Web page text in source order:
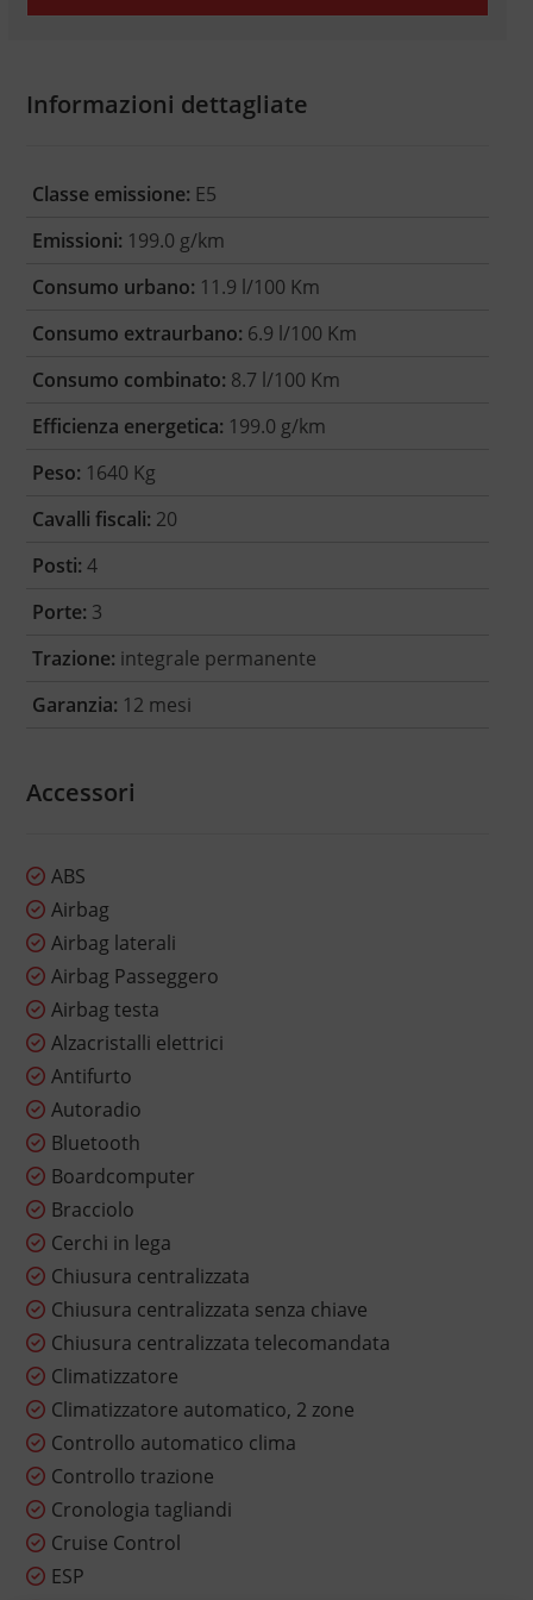
Informazioni dettagliate
Classe emissione: E5
Emissioni: 199.0 g/km
Consumo urbano: 11.9 l/100 Km
Consumo extraurbano: 6.9 l/100 Km
Consumo combinato: 8.7 l/100 Km
Efficienza energetica: 199.0 g/km
Peso: 1640 Kg
Cavalli fiscali: 20
Posti: 4
Porte: 3
Trazione: integrale permanente
Garanzia: 12 mesi
Accessori
ABS
Airbag
Airbag laterali
Airbag Passeggero
Airbag testa
Alzacristalli elettrici
Antifurto
Autoradio
Bluetooth
Boardcomputer
Bracciolo
Cerchi in lega
Chiusura centralizzata
Chiusura centralizzata senza chiave
Chiusura centralizzata telecomandata
Climatizzatore
Climatizzatore automatico, 2 zone
Controllo automatico clima
Controllo trazione
Cronologia tagliandi
Cruise Control
ESP